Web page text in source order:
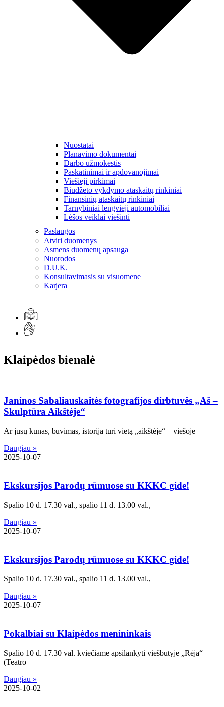
Nuostatai
Planavimo dokumentai
Darbo užmokestis
Paskatinimai ir apdovanojimai
Viešieji pirkimai
Biudžeto vykdymo ataskaitų rinkiniai
Finansinių ataskaitų rinkiniai
Tarnybiniai lengvieji automobiliai
Lėšos veiklai viešinti
Paslaugos
Atviri duomenys
Asmens duomenų apsauga
Nuorodos
D.U.K.
Konsultavimasis su visuomene
Karjera
Klaipėdos bienalė
Janinos Sabaliauskaitės fotografijos dirbtuvės „Aš –
Skulptūra Aikštėje“
Ar jūsų kūnas, buvimas, istorija turi vietą „aikštėje“ – viešoje
Daugiau »
2025-10-07
Ekskursijos Parodų rūmuose su KKKC gide!
Spalio 10 d. 17.30 val., spalio 11 d. 13.00 val.,
Daugiau »
2025-10-07
Ekskursijos Parodų rūmuose su KKKC gide!
Spalio 10 d. 17.30 val., spalio 11 d. 13.00 val.,
Daugiau »
2025-10-07
Pokalbiai su Klaipėdos menininkais
Spalio 10 d. 17.30 val. kviečiame apsilankyti viešbutyje „Rėja“
(Teatro
Daugiau »
2025-10-02